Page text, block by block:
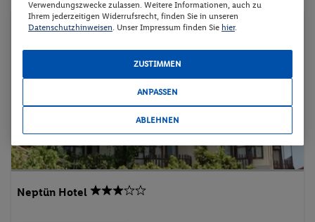
Neptün Hotel
Verwendungszwecke zulassen. Weitere Informationen, auch zu
Ihrem jederzeitigen Widerrufsrecht, finden Sie in unseren
Datenschutzhinweisen. Unser Impressum finden Sie hier.
ZUSTIMMEN
ANPASSEN
ABLEHNEN